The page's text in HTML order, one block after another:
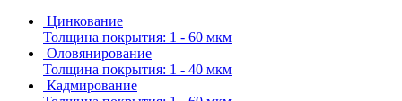
Цинкование
Толщина покрытия: 1 - 60 мкм
Оловянирование
Толщина покрытия: 1 - 40 мкм
Кадмирование